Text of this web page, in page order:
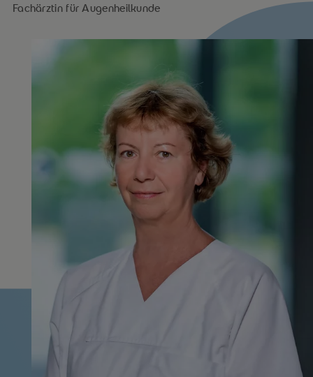
Fachärztin für Augenheilkunde